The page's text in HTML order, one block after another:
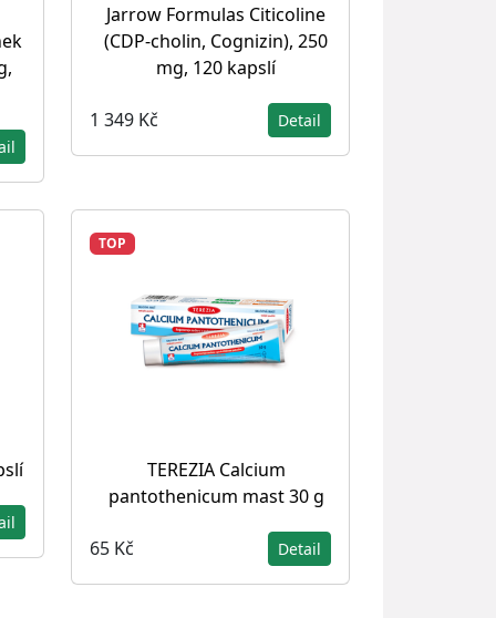
Jarrow Formulas Citicoline
(CDP-cholin, Cognizin), 250
mg, 120 kapslí
1 349 Kč Detail
TOP
TEREZIA Calcium
pantothenicum mast 30 g
65 Kč Detail